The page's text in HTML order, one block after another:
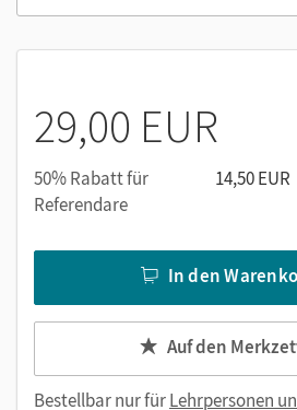
29,00 EUR
50% Rabatt für
Referendare
14,50 EUR
In den
Auf den
Bestellbar nur fürLehrpersonen